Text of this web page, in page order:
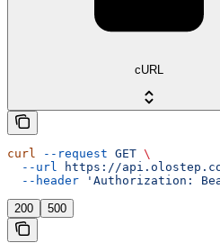
cURL
curl --request GET \
  --url
https://
  --header
'Authorization:
200 500